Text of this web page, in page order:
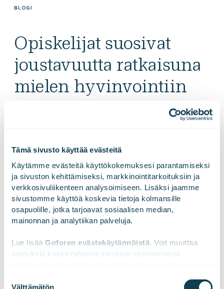
Tämä sivusto käyttää evästeitä
Käytämme evästeitä käyttökokemuksesi parantamiseksi
ja sivuston kehittämiseksi, markkinointitarkoituksiin ja
verkkosivuliikenteen analysoimiseen. Lisäksi jaamme
sivustomme käyttöä koskevia tietoja kolmansille
osapuolille, jotka tarjoavat sosiaalisen median,
mainonnan ja analytiikan palveluja.
Lue lisää Goforen evästekäytännöistä . Voit muuttaa
asetuksia koska tahansa sivuston vasemmassa
Välttämätön
BLOGI
Opiskelijat suosivat
joustavuutta ratkaisuna
mielen hyvinvointiin
opiskelijat kokevat huolta työelämän vaatimuksista sekä
mielen hyvinvoinnista. Tästä syystä lokakuussa 2024
yhdistimme voimamme Future Talent Partner -
opiskelijaverkostomme kanssa ja toteutimme aiheeseen
liittyvän kyselyn heidän jäsenilleen.